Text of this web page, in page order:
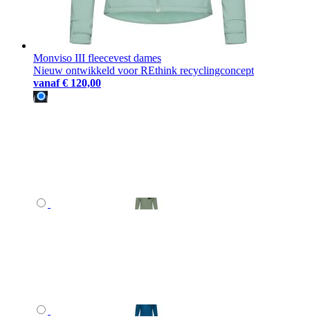
Monviso III fleecevest dames
Nieuw ontwikkeld voor REthink recyclingconcept
vanaf € 120,00